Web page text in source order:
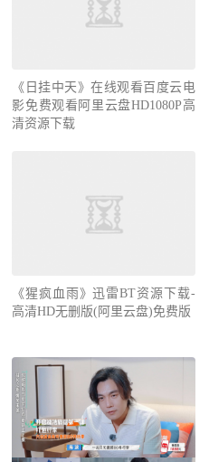
《日挂中天》在线观看百度云电
影免费观看阿里云盘HD1080P高
清资源下载
《猩疯血雨》迅雷BT资源下载-
高清HD无删版(阿里云盘)免费版